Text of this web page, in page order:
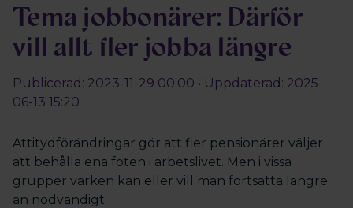
Tema jobbonärer: Därför
vill allt fler jobba längre
Publicerad: 2023-11-29 00:00 • Uppdaterad: 2025-
06-13 15:20
Attitydförändringar gör att fler pensionärer väljer
att behålla ena foten i arbetslivet. Men i vissa
grupper varken kan eller vill man fortsätta längre
än nödvändigt.